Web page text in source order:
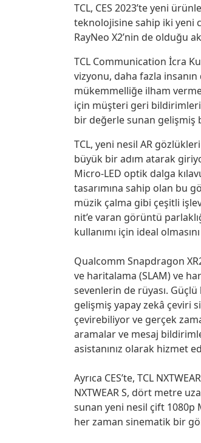
TCL, CES 2023’te yeni
teknolojisine sahip iki yeni
RayNeo X2’nin de olduğu
TCL Communication İcra
vizyonu, daha fazla
mükemmelliğe ilham
için müşteri geri
bir değerle sunan gelişmiş
TCL, yeni nesil AR gözlükleri
büyük bir adım atarak
Micro-LED optik dalga
tasarımına sahip olan bu
müzik çalma gibi çeşitli
nit’e varan görüntü
kullanımı için ideal
Qualcomm Snapdragon
ve haritalama (SLAM) ve
sevenlerin de rüyası.
gelişmiş yapay zekâ çeviri
çevirebiliyor ve gerçek
aramalar ve mesaj
asistanınız olarak hizmet
Ayrıca CES’te, TCL
NXTWEAR S, dört metre
sunan yeni nesil çift 1080p
her zaman sinematik bir